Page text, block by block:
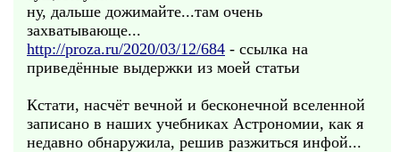
ну, дальше дожимайте...там очень
захватывающе...
http://proza.ru/2020/03/12/684 - ссылка на
приведённые выдержки из моей статьи
Кстати, насчёт вечной и бесконечной вселенной
записано в наших учебниках Астрономии, как я
недавно обнаружила, решив разжиться инфой...